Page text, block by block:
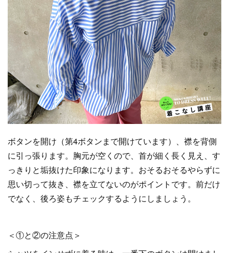
ボタンを開け（第4ボタンまで開けています）、襟を背側
に引っ張ります。胸元が空くので、首が細く長く見え、す
っきりと垢抜けた印象になります。おそるおそるやらずに
思い切って抜き、襟を立てないのがポイントです。前だけ
でなく、後ろ姿もチェックするようにしましょう。
＜①と②の注意点＞